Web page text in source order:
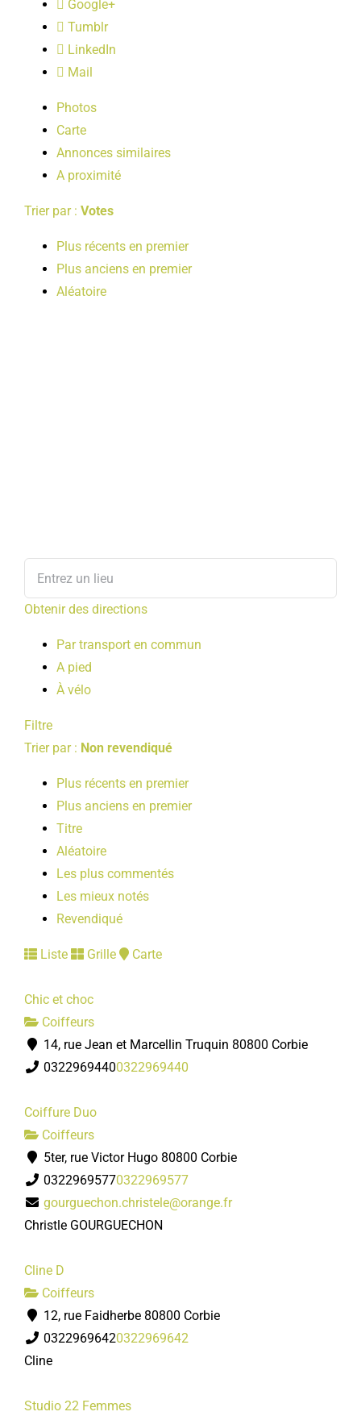
PUBLICATIONS
Google+
Tumblr
LinkedIn
Mail
Photos
Carte
Annonces similaires
A proximité
Trier par : Votes
Plus récents en premier
Plus anciens en premier
Aléatoire
Obtenir des directions
Par transport en commun
A pied
À vélo
Filtre
Trier par : Non revendiqué
Plus récents en premier
Plus anciens en premier
Titre
Aléatoire
Les plus commentés
Les mieux notés
Revendiqué
Liste Grille Carte
Chic et choc
Coiffeurs
14, rue Jean et Marcellin Truquin 80800 Corbie
03229694400322969440
Coiffure Duo
Coiffeurs
5ter, rue Victor Hugo 80800 Corbie
03229695770322969577
gourguechon.christele@orange.fr
Christle GOURGUECHON
Cline D
Coiffeurs
12, rue Faidherbe 80800 Corbie
03229696420322969642
Cline
Studio 22 Femmes